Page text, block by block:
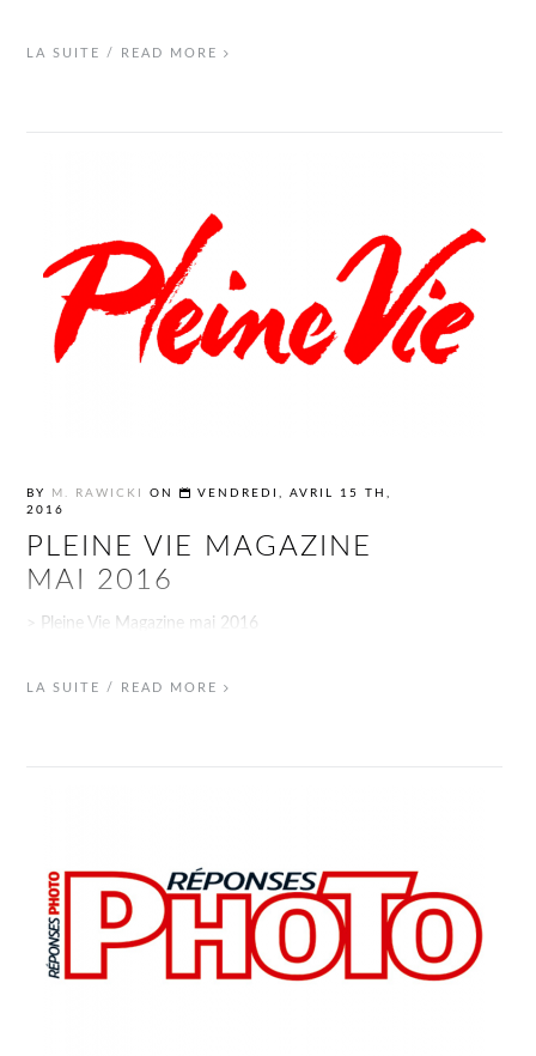
LA SUITE / READ MORE
BY M. RAWICKI ON
VENDREDI, AVRIL 15 TH,
2016
PLEINE VIE MAGAZINE
MAI 2016
> Pleine Vie Magazine mai 2016
LA SUITE / READ MORE